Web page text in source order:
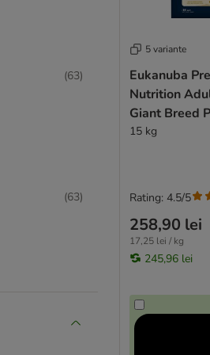
(63)
(63)
5 variante
Eukanuba
Nutrition
Giant Breed
15 kg
258,90 lei
17,25 lei / kg
245,96 lei
Rating: 4.5/5